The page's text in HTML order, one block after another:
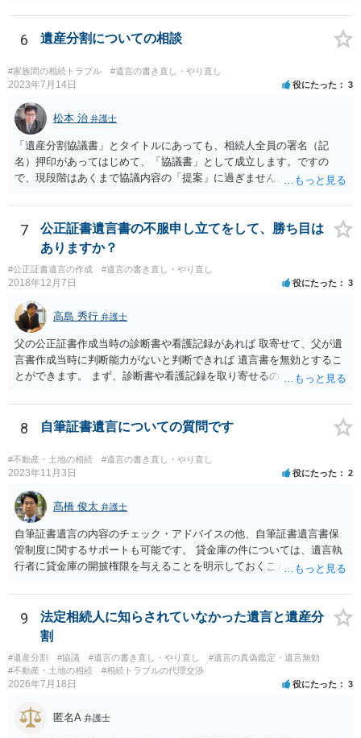
6 遺産分割についての相談
#家族間の相続トラブル #遺言の書き直し・やり直し
2023年7月14日 役にたった 3
松本 治 弁護士
「遺産分割協議書」とタイトルにあっても、相続人全員の署名（記
名）押印があってはじめて、「協議書」として成立します。ですの
で、現段階はあくまで協議内容の「提案」に過ぎません。 納得がいか
成立となります。その場合、成立させたい相続人が、家庭裁判所に遺
産分割調停を申し立てなければなりません。 なお、弁護士の送付状
は、通常、相続人全員分の（本件であれば４通の）「遺産分割協議
書」を作成するところ、１通だけの作成にとどめる理由が書かれてい
るものです。
7
公正証書遺言書の不服申し立てをして、勝ち目は
ありますか？
#公正証書遺言の作成 #遺言の書き直し・やり直し
2018年12月7日 役にたった 3
高島 秀行 弁護士
父の公正証書作成当時の診断書や看護記録があれば 取寄せて、父が遺
言書作成当時に判断能力がないと判断できれば 遺言書を無効とするこ
とができます。 まず、診断書や看護記録を取り寄せるのが重要となり
いと思います。
8 自筆証書遺言についての質問です
#不動産・土地の相続 #遺言の書き直し・やり直し
2023年11月3日 役にたった 2
髙橋 俊太 弁護士
自筆証書遺言の内容のチェック・アドバイスの他、自筆証書遺言書保
管制度に関するサポートも可能です。 貸金庫の件については、遺言執
行者に貸金庫の開披権限を与えることを明示しておくことでクリアで
9
法定相続人に知らされていなかった遺言と遺産分
割
#遺産分割 #協議 #遺言の書き直し・やり直し
#遺言の真偽鑑定・遺言無効
#不動産・土地の相続
#相続トラブルの代理交渉
2026年7月18日 役にたった 3
匿名A 弁護士